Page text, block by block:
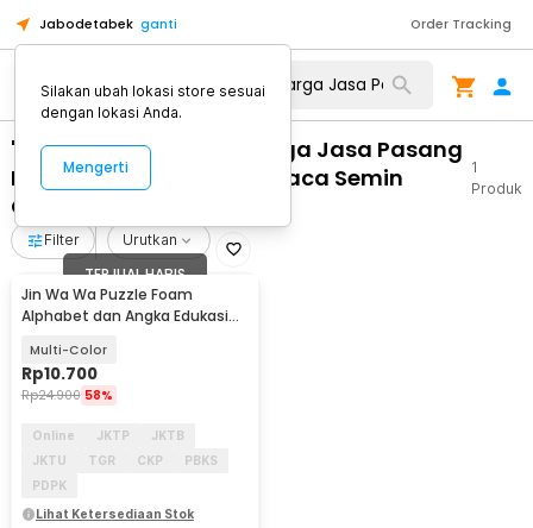
Jabodetabek ganti Order Tracking
"WA 0859 3970 0884 Harga Jasa Pasang
Kusen Pintu Aluminium Kaca Semin
Gunungkidul"
1
Produk
Filter Urutkan
TERJUAL HABIS
Jin Wa Wa Puzzle Foam
Alphabet dan Angka Edukasi
Multi-Color
Rp10.700
Rp24.900 58%
Online JKTP
JKTB
JKTU
TGR CKP
PBKS
PDPK
Lihat Ketersediaan Stok
Silakan ubah lokasi store sesuai
dengan lokasi Anda.
Mengerti